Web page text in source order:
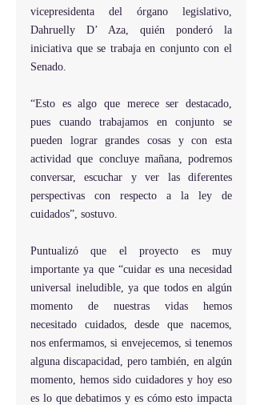
vicepresidenta del órgano legislativo,
Dahruelly D’ Aza, quién ponderó la
iniciativa que se trabaja en conjunto con el
Senado.
“Esto es algo que merece ser destacado,
pues cuando trabajamos en conjunto se
pueden lograr grandes cosas y con esta
actividad que concluye mañana, podremos
conversar, escuchar y ver las diferentes
perspectivas con respecto a la ley de
cuidados”, sostuvo.
Puntualizó que el proyecto es muy
importante ya que “cuidar es una necesidad
universal ineludible, ya que todos en algún
momento de nuestras vidas hemos
necesitado cuidados, desde que nacemos,
nos enfermamos, si envejecemos, si tenemos
alguna discapacidad, pero también, en algún
momento, hemos sido cuidadores y hoy eso
es lo que debatimos y es cómo esto impacta